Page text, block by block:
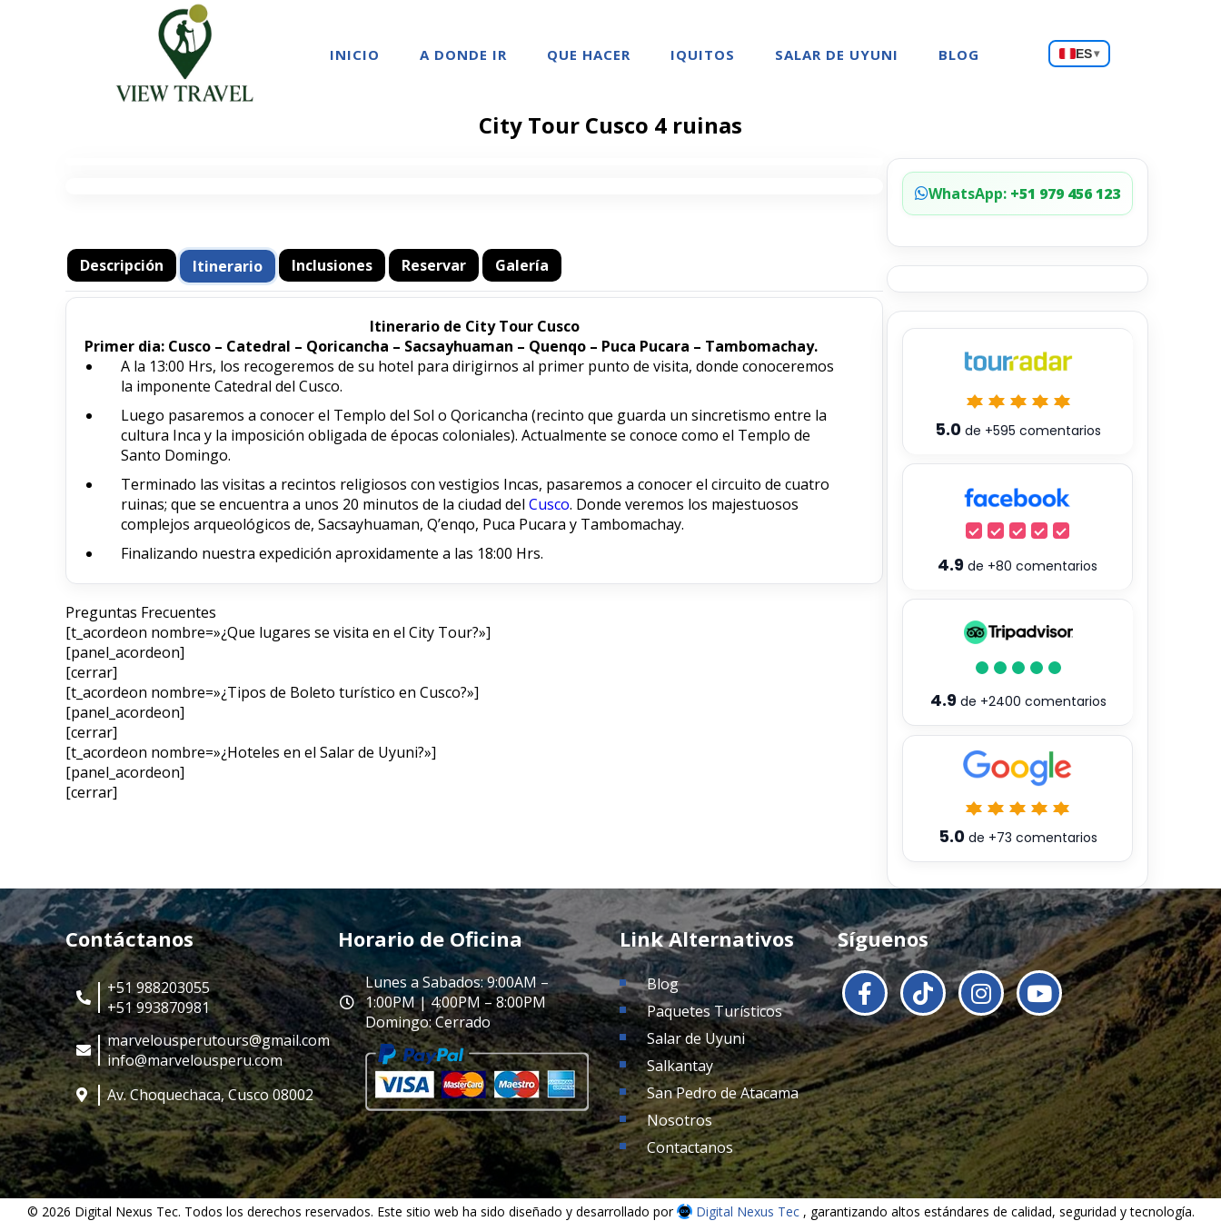
INICIO A DONDE IR QUE HACER IQUITOS SALAR DE UYUNI BLOG
Choose
a
ES▾
City Tour Cusco 4 ruinas
Descripción Itinerario Inclusiones Reservar Galería
Itinerario de City Tour Cusco
Primer dia: Cusco – Catedral – Qoricancha – Sacsayhuaman – Quenqo – Puca Pucara – Tambomachay.
A la 13:00 Hrs, los recogeremos de su hotel para dirigirnos al primer punto de visita, donde conoceremos
la imponente Catedral del Cusco.
Luego pasaremos a conocer el Templo del Sol o Qoricancha (recinto que guarda un sincretismo entre la
cultura Inca y la imposición obligada de épocas coloniales). Actualmente se conoce como el Templo de
Santo Domingo.
Terminado las visitas a recintos religiosos con vestigios Incas, pasaremos a conocer el circuito de cuatro
ruinas; que se encuentra a unos 20 minutos de la ciudad del Cusco. Donde veremos los majestuosos
complejos arqueológicos de, Sacsayhuaman, Q’enqo, Puca Pucara y Tambomachay.
Finalizando nuestra expedición aproxidamente a las 18:00 Hrs.
Preguntas Frecuentes
[t_acordeon nombre=»¿Que lugares se visita en el City Tour?»]
[panel_acordeon]
[cerrar]
[t_acordeon nombre=»¿Tipos de Boleto turístico en Cusco?»]
[panel_acordeon]
[cerrar]
[t_acordeon nombre=»¿Hoteles en el Salar de Uyuni?»]
[panel_acordeon]
[cerrar]
WhatsApp: +51 979 456 123
5.0 de +595 comentarios
4.9 de +80 comentarios
4.9de +2400 comentarios
5.0de +73 comentarios
Contáctanos
+51 988203055
+51 993870981
marvelousperutours@gmail.com
info@marvelousperu.com
Av. Choquechaca, Cusco 08002
Horario de Oficina
Lunes a Sabados: 9:00AM –
1:00PM | 4:00PM – 8:00PM
Domingo: Cerrado
Link Alternativos
Blog
Paquetes Turísticos
Salar de Uyuni
Salkantay
San Pedro de Atacama
Nosotros
Contactanos
Síguenos
© 2026 Digital Nexus Tec. Todos los derechos reservados. Este sitio web ha sido diseñado y desarrollado por Digital Nexus Tec , garantizando altos estándares de calidad, seguridad y tecnología.